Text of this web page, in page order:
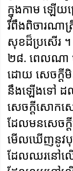
ក្នុងកាម ឡើយ
រឹពឹងពិចារណាត្
សុខដ៏ប្រសើរ ។
២៨. ពេលណា
ដោយ សេចក្តី
នឹងឡើងទៅ ដ
សេចក្តីសោកស
ដែលមនសេចក្
មើលឃើញនូវបុ
ដែលឈរនៅល